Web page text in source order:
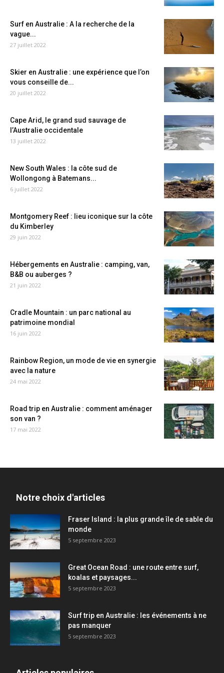
Surf en Australie : A la recherche de la
vague...
27 juillet 2022
Skier en Australie : une expérience que l’on
vous conseille de...
20 juillet 2022
Cape Arid, le grand sud sauvage de
l’Australie occidentale
13 juillet 2022
New South Wales : la côte sud de
Wollongong à Batemans...
6 juillet 2022
Montgomery Reef : lieu iconique sur la côte
du Kimberley
29 juin 2022
Hébergements en Australie : camping, van,
B&B ou auberges ?
21 juin 2022
Cradle Mountain : un parc national au
patrimoine mondial
16 juin 2022
Rainbow Region, un mode de vie en synergie
avec la nature
24 mai 2022
Road trip en Australie : comment aménager
son van ?
17 mai 2022
Notre choix d'articles
Fraser Island : la plus grande île de sable du
monde
5 septembre 2023
Great Ocean Road : une route entre surf,
koalas et paysages...
5 septembre 2023
Surf trip en Australie : les événements à ne
pas manquer
5 septembre 2023